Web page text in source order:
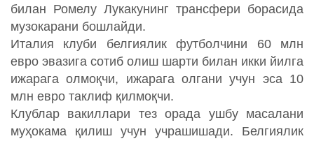
билан Ромелу Лукакунинг трансфери борасида
музокарани бошлайди.
Италия клуби белгиялик футболчини 60 млн
евро эвазига сотиб олиш шарти билан икки йилга
ижарага олмоқчи, ижарага олгани учун эса 10
млн евро таклиф қилмоқчи.
Клублар вакиллари тез орада ушбу масалани
муҳокама қилиш учун учрашишади. Белгиялик